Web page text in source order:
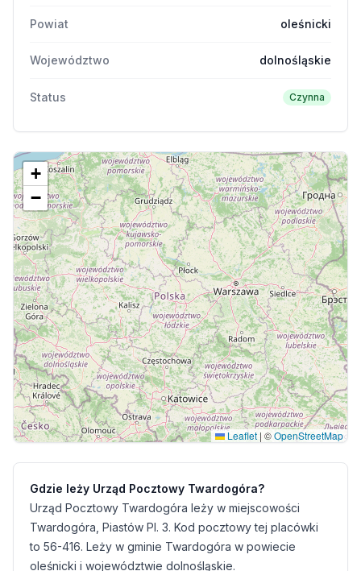
Powiat oleśnicki
Województwo dolnośląskie
Status Czynna
+
−
Leaflet | ©OpenStreetMap
Gdzie leży Urząd Pocztowy Twardogóra?
Urząd Pocztowy Twardogóra leży w miejscowości
Twardogóra, Piastów Pl. 3. Kod pocztowy tej placówki
to 56-416. Leży w gminie Twardogóra w powiecie
oleśnicki i województwie dolnośląskie.